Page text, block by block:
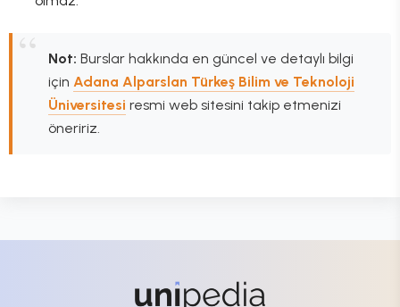
Not: Burslar hakkında en güncel ve detaylı bilgi
için Adana Alparslan Türkeş Bilim ve Teknoloji
Üniversitesi resmi web sitesini takip etmenizi
öneririz.